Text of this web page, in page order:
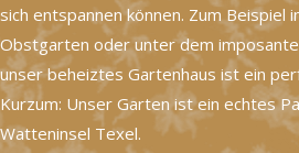
sich entspannen können. Zum Beispiel
Obstgarten oder unter dem
unser beheiztes Gartenhaus ist ein
Kurzum: Unser Garten ist ein echtes
Watteninsel Texel.